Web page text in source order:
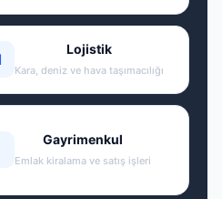
Lojistik
Kara, deniz ve hava taşımacılığı
Gayrimenkul
Emlak kiralama ve satış işleri